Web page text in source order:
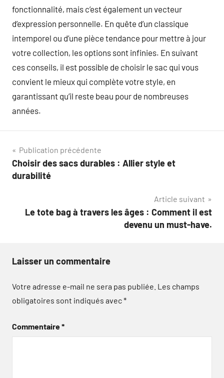
fonctionnalité, mais c’est également un vecteur
d’expression personnelle. En quête d’un classique
intemporel ou d’une pièce tendance pour mettre à jour
votre collection, les options sont infinies. En suivant
ces conseils, il est possible de choisir le sac qui vous
convient le mieux qui complète votre style, en
garantissant qu’il reste beau pour de nombreuses
années.
Navigation
de
Publication précédente
Choisir des sacs durables : Allier style et
durabilité
Article suivant
Le tote bag à travers les âges : Comment il est
devenu un must-have.
Laisser un commentaire
Votre adresse e-mail ne sera pas publiée. Les champs
obligatoires sont indiqués avec*
Commentaire*